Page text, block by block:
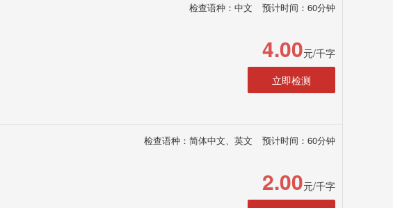
检查语种：中文 预计时间：60分钟
4.00元/千字
立即检测
检查语种：简体中文、英文 预计时间：60分钟
2.00元/千字